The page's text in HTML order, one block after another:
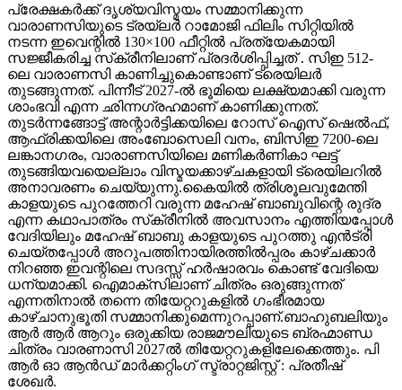
പ്രേക്ഷകർക്ക് ദൃശ്യവിസ്മയം സമ്മാനിക്കുന്ന
വാരാണസിയുടെ ട്രയ്ലർ റാമോജി ഫിലിം സിറ്റിയിൽ
നടന്ന ഇവെന്റിൽ 130×100 ഫീറ്റിൽ പ്രത്യേകമായി
സജ്ജീകരിച്ച സ്‌ക്രീനിലാണ് പ്രദർശിപ്പിച്ചത് . സിഇ 512-
ലെ വാരാണസി കാണിച്ചുകൊണ്ടാണ് ട്രെയിലര്‍
തുടങ്ങുന്നത്. പിന്നീട് 2027-ല്‍ ഭൂമിയെ ലക്ഷ്യമാക്കി വരുന്ന
ശാംഭവി എന്ന ഛിന്നഗ്രഹമാണ് കാണിക്കുന്നത്.
തുടര്‍ന്നങ്ങോട്ട് അന്റാര്‍ട്ടിക്കയിലെ റോസ് ഐസ് ഷെല്‍ഫ്,
ആഫ്രിക്കയിലെ അംബോസെലി വനം, ബിസിഇ 7200-ലെ
ലങ്കാനഗരം, വാരാണസിയിലെ മണികര്‍ണികാ ഘട്ട്
തുടങ്ങിയവയെല്ലാം വിസ്മയക്കാഴ്ചകളായി ട്രെയിലറില്‍
അനാവരണം ചെയ്യുന്നു.കൈയില്‍ ത്രിശൂലവുമേന്തി
കാളയുടെ പുറത്തേറി വരുന്ന മഹേഷ് ബാബുവിന്റെ രുദ്ര
എന്ന കഥാപാത്രം സ്‌ക്രീനിൽ അവസാനം എത്തിയപ്പോൾ
വേദിയിലും മഹേഷ് ബാബു കാളയുടെ പുറത്തു എൻട്രി
ചെയ്തപ്പോൾ അറുപത്തിനായിരത്തിൽപ്പരം കാഴ്ചക്കാർ
നിറഞ്ഞ ഇവന്റിലെ സദസ്സ് ഹർഷാരവം കൊണ്ട് വേദിയെ
ധന്യമാക്കി. ഐമാക്‌സിലാണ് ചിത്രം ഒരുങ്ങുന്നത്
എന്നതിനാല്‍ തന്നെ തിയേറ്ററുകളില്‍ ഗംഭീരമായ
കാഴ്ചാനുഭൂതി സമ്മാനിക്കുമെന്നുറപ്പാണ്.ബാഹുബലിയും
ആർ ആർ ആറും ഒരുക്കിയ രാജമൗലിയുടെ ബ്രഹ്മാണ്ഡ
ചിത്രം വാരണാസി 2027ൽ തിയേറ്ററുകളിലേക്കെത്തും. പി
ആർ ഓ ആൻഡ് മാർക്കറ്റിംഗ് സ്ട്രാറ്റജിസ്റ്റ് : പ്രതീഷ്
ശേഖർ.